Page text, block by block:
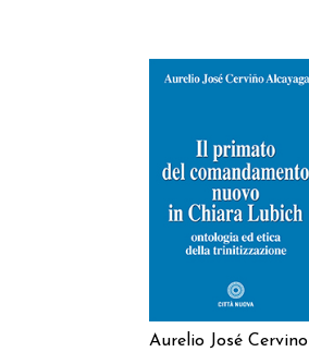
AGGIUNGI AL
CARRELLO
Aurelio José Cervino